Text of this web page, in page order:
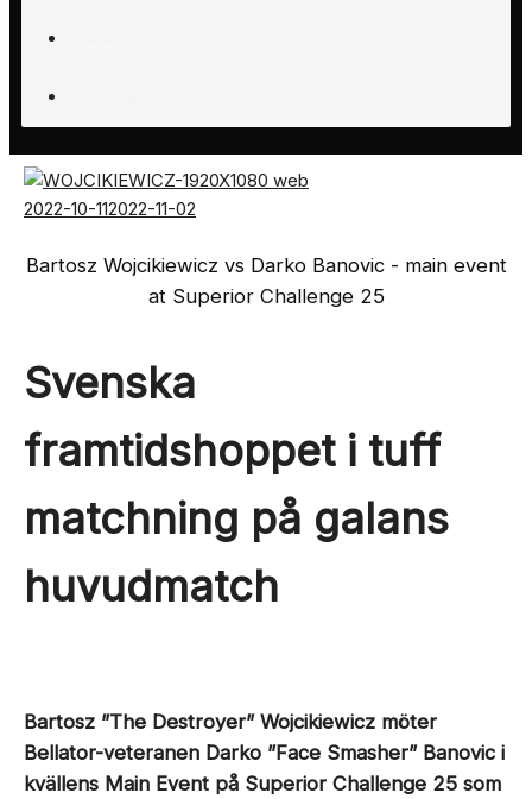
2022-10-112022-11-02
Bartosz Wojcikiewicz vs Darko Banovic - main event
at Superior Challenge 25
Svenska
framtidshoppet i tuff
matchning på galans
huvudmatch
Bartosz ”The Destroyer” Wojcikiewicz möter
Bellator-veteranen Darko ”Face Smasher” Banovic i
kvällens Main Event på Superior Challenge 25 som